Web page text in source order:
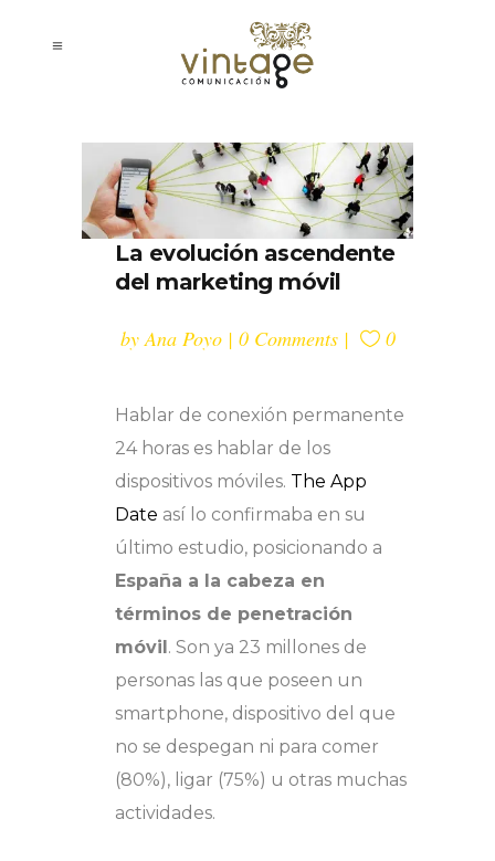
La evolución ascendente
del marketing móvil
byAna Poyo 0 Comments 0
Hablar de conexión permanente
24 horas es hablar de los
dispositivos móviles. The App
Date así lo confirmaba en su
último estudio, posicionando a
España a la cabeza en
términos de penetración
móvil. Son ya 23 millones de
personas las que poseen un
smartphone, dispositivo del que
no se despegan ni para comer
(80%), ligar (75%) u otras muchas
actividades.